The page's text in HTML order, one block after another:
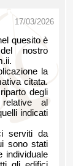
17/03/2026
quesito è
nostro
la
citata.
degli
al
indicati
serviti da
sono stati
individuale